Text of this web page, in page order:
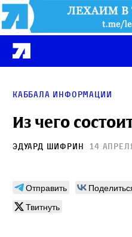
Каббала информации
Из чего
Эдуард Шифрин 14
Отправить
Твитнуть